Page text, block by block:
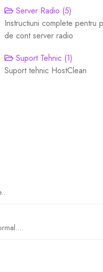
Server Radio (5)
Instructiuni complete pentru
de cont server radio
Suport Tehnic (1)
Suport tehnic HostClean